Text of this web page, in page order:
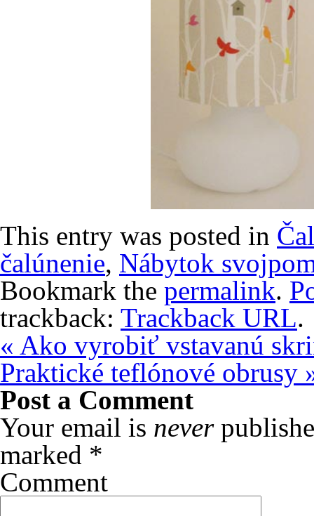
This entry was posted in
čalúnenie, Nábytok
Bookmark the permalink.
trackback: Trackback URL.
« Ako vyrobiť vstavanú
Praktické teflónové obrusy
Post a Comment
Your email is never
marked *
Comment